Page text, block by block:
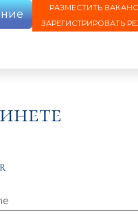
РАЗМЕСТИТЬ
ЗАРЕГИСТРИРОВАТЬ